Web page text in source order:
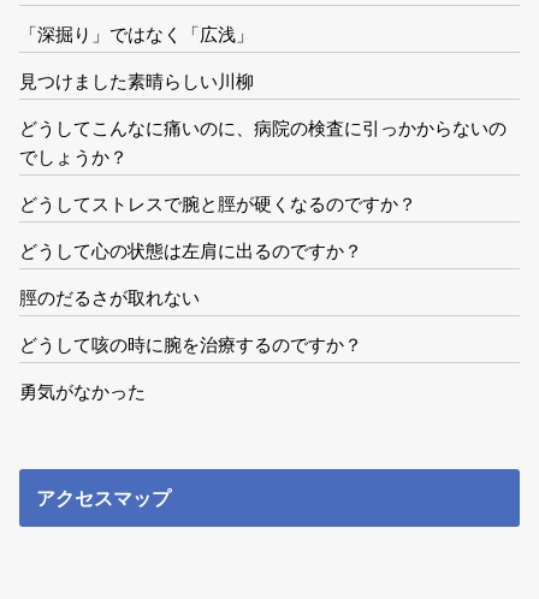
「深掘り」ではなく「広浅」
見つけました素晴らしい川柳
どうしてこんなに痛いのに、病院の検査に引っかからないの
でしょうか？
どうしてストレスで腕と脛が硬くなるのですか？
どうして心の状態は左肩に出るのですか？
脛のだるさが取れない
どうして咳の時に腕を治療するのですか？
勇気がなかった
アクセスマップ